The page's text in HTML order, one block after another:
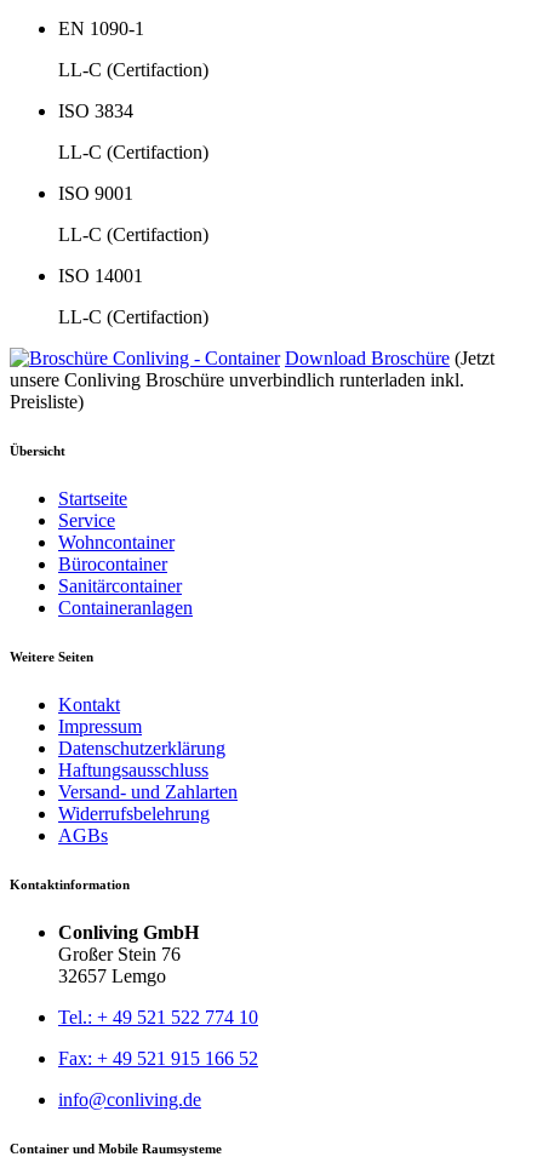
EN 1090-1
LL-C (Certifaction)
ISO 3834
LL-C (Certifaction)
ISO 9001
LL-C (Certifaction)
ISO 14001
LL-C (Certifaction)
Download Broschüre (Jetzt
unsere Conliving Broschüre unverbindlich runterladen inkl.
Preisliste)
Übersicht
Startseite
Service
Wohncontainer
Bürocontainer
Sanitärcontainer
Containeranlagen
Weitere Seiten
Kontakt
Impressum
Datenschutzerklärung
Haftungsausschluss
Versand- und Zahlarten
Widerrufsbelehrung
AGBs
Kontaktinformation
Conliving GmbH
Großer Stein 76
32657 Lemgo
Tel.: + 49 521 522 774 10
Fax: + 49 521 915 166 52
info@conliving.de
Container und Mobile Raumsysteme